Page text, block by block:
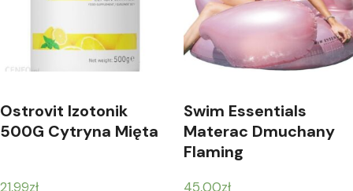
Ostrovit Izotonik
500G Cytryna Mięta
21,99zł
Swim Essentials
Materac Dmuchany
Flaming
45,00zł